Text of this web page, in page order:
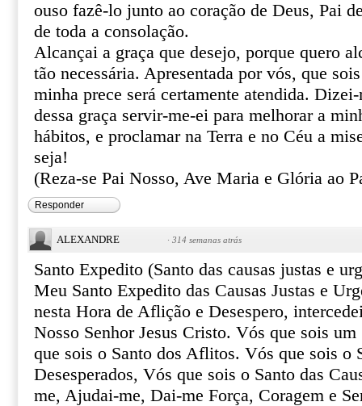
ouso fazê-lo junto ao coração de Deus, Pai
de toda a consolação.
Alcançai a graça que desejo, porque quero
tão necessária. Apresentada por vós, que
minha prece será certamente atendida.
dessa graça servir-me-ei para melhorar a
hábitos, e proclamar na Terra e no Céu a
seja!
(Reza-se Pai Nosso, Ave Maria e Glória ao
Responder
ALEXANDRE · 314 semanas atrás
Santo Expedito (Santo das causas justas e
Meu Santo Expedito das Causas Justas e
nesta Hora de Aflição e Desespero,
Nosso Senhor Jesus Cristo. Vós que sois
que sois o Santo dos Aflitos. Vós que sois o
Desesperados, Vós que sois o Santo das
me, Ajudai-me, Dai-me Força, Coragem e